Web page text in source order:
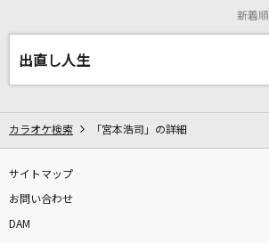
Mrs. GREEN APPLE
[生音]長い夜
新着順
出直し人生
カラオケ検索 「宮本浩司」の詳細
サイトマップ
お問い合わせ
DAM